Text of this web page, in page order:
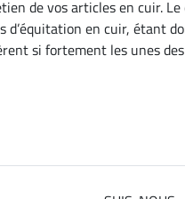
de vos articles en cuir.
en cuir, étant
si fortement les unes